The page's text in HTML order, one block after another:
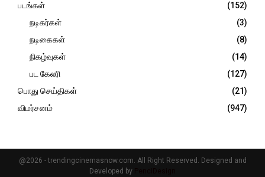
படங்கள்
(152)
நடிகர்கள்
(3)
நடிகைகள்
(8)
நிகழ்வுகள்
(14)
பட கேலரி
(127)
பொது செய்திகள்
(21)
விமர்சனம்
(947)
@2026 - trendingcinemasnow.com. All Right Reserved. Designed and
Developed by